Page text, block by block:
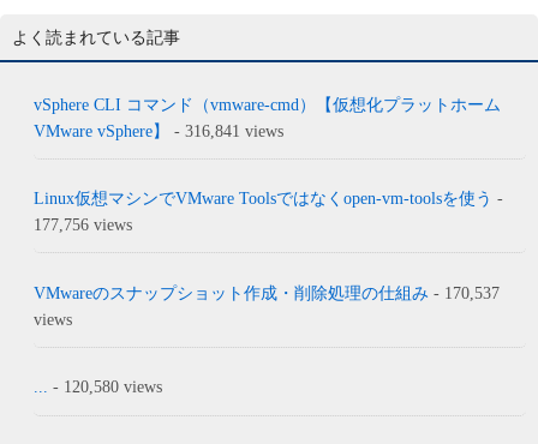
よく読まれている記事
vSphere CLI コマンド（vmware-cmd）【仮想化プラットホーム
VMware vSphere】
- 316,841 views
Linux仮想マシンでVMware Toolsではなくopen-vm-toolsを使う -
177,756 views
VMwareのスナップショット作成・削除処理の仕組み - 170,537
views
... - 120,580 views